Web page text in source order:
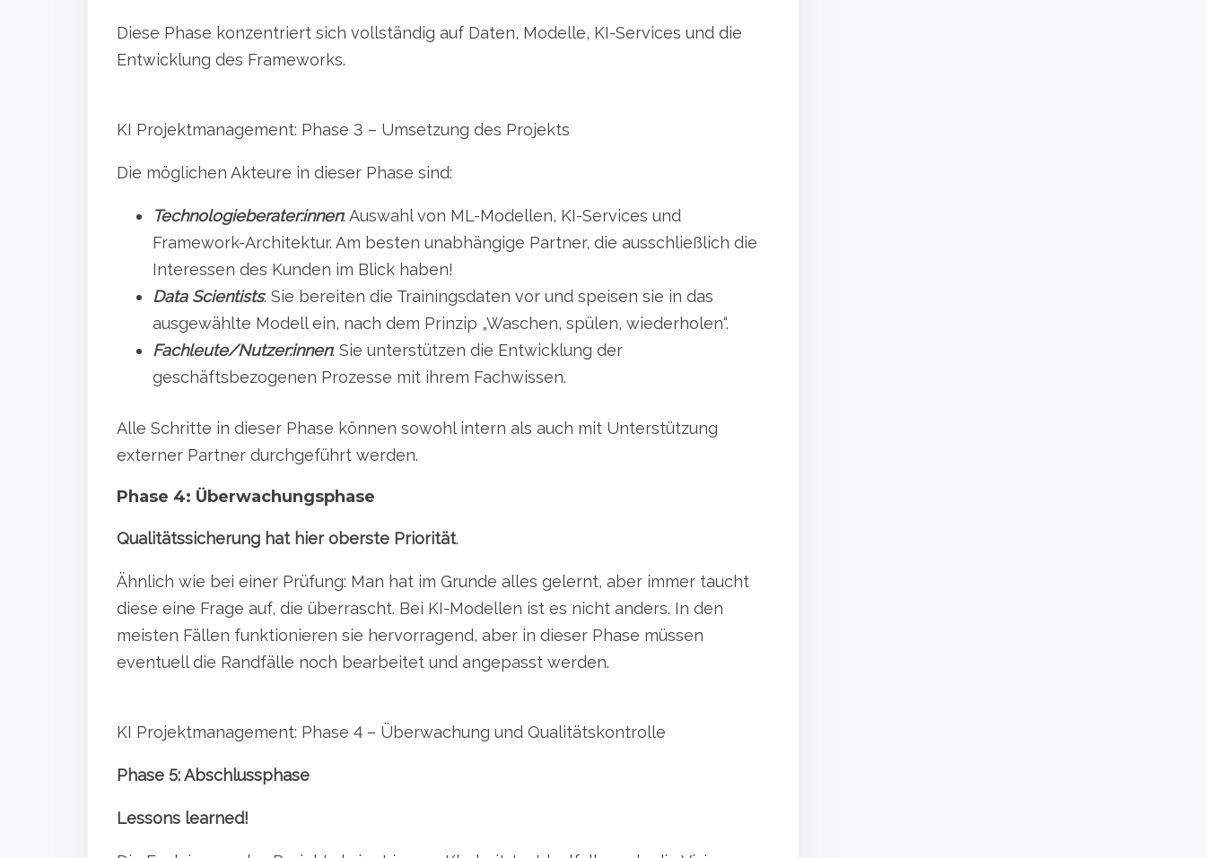
Diese Phase konzentriert sich vollständig auf Daten, Modelle, KI-Services und die
Entwicklung des Frameworks.
KI Projektmanagement: Phase 3 – Umsetzung des Projekts
Die möglichen Akteure in dieser Phase sind:
Technologieberater:innen: Auswahl von ML-Modellen, KI-Services und
Framework-Architektur. Am besten unabhängige Partner, die ausschließlich die
Interessen des Kunden im Blick haben!
Data Scientists: Sie bereiten die Trainingsdaten vor und speisen sie in das
ausgewählte Modell ein, nach dem Prinzip „Waschen, spülen, wiederholen“.
Fachleute/Nutzer:innen: Sie unterstützen die Entwicklung der
geschäftsbezogenen Prozesse mit ihrem Fachwissen.
Alle Schritte in dieser Phase können sowohl intern als auch mit Unterstützung
externer Partner durchgeführt werden.
Phase 4: Überwachungsphase
Qualitätssicherung hat hier oberste Priorität.
Ähnlich wie bei einer Prüfung: Man hat im Grunde alles gelernt, aber immer taucht
diese eine Frage auf, die überrascht. Bei KI-Modellen ist es nicht anders. In den
meisten Fällen funktionieren sie hervorragend, aber in dieser Phase müssen
eventuell die Randfälle noch bearbeitet und angepasst werden.
KI Projektmanagement: Phase 4 – Überwachung und Qualitätskontrolle
Phase 5: Abschlussphase
Lessons learned!